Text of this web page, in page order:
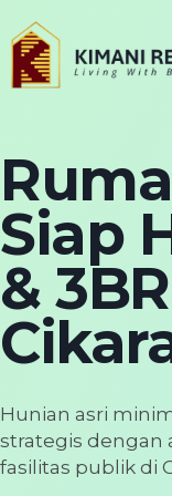
Siap
&
Hunian asri
strategis dengan
fasilitas publik di